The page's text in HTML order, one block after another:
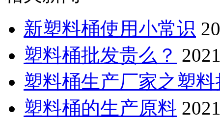
新塑料桶使用小常识
塑料桶批发贵么？
塑料桶生产厂家之塑
塑料桶的生产原料